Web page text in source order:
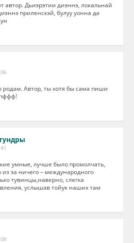
автор. Дьиэрэтии диэннэ, локальнай
приленскэй, булуу уонна да
родам. Автор, ты хотя бы сама пиши
пффф!
умные, лучше было промолчать,
за ничего – международного
тувинцы,наверно, слегка
услышав тойук наших там